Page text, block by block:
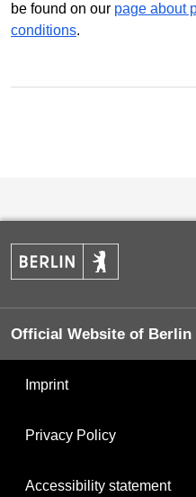
be found on our page about
conditions.
Official Website of Berlin
Imprint
Privacy Policy
Accessibility statement